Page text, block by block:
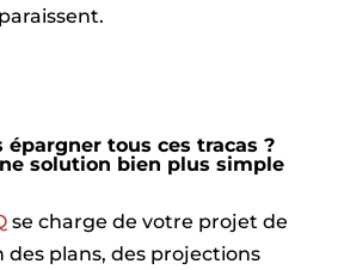
épargner tous ces tracas ?
solution bien plus simple
se charge de votre projet de
des plans, des projections